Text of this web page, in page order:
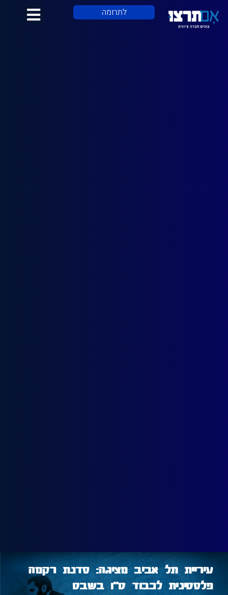
לתרומה
עיריית תל אביב מציגה: סדנת רקמה
פלסטינית לכבוד ט"ו בשבט